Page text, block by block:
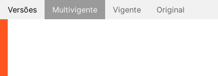
Versões Multivigente Vigente Original